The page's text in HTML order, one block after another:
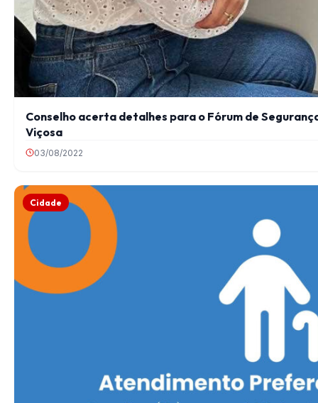
Conselho acerta detalhes para o Fórum de
Viçosa
03/08/2022
Cidade